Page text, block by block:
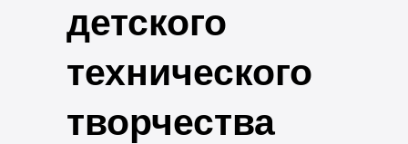
детского
технического
творчества